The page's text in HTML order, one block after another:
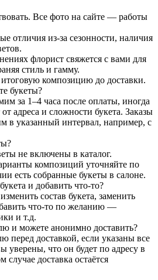
Все фото на сайте — работы
отличия из-за сезонности, наличия
флорист свяжется с вами для
стиль и гамму.
композицию до доставки.
букеты?
за 1–4 часа после оплаты, иногда
адреса и сложности букета. Заказы
в указанный интервал, например, с
не включены в каталог.
композиций уточняйте по
есть собранные букеты в салоне.
и добавить что-то?
состав букета, заменить
что-то по желанию —
и т.д.
и можете анонимно доставить?
перед доставкой, если указаны все
уверены, что он будет по адресу в
доставка остаётся